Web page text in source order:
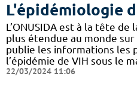
L'épidémiologie
L’ONUSIDA est à la tête
plus étendue au monde
publie les informations les
l’épidémie de VIH sous le
22/03/2024 11:06